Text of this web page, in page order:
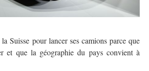
Suisse pour lancer ses camions parce que
et que la géographie du pays convient à